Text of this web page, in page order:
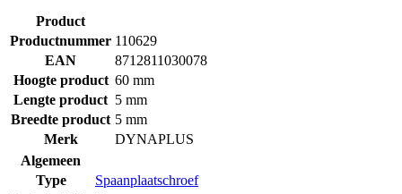
Product
Productnummer 110629
EAN
8712811030078
Hoogte product 60 mm
Lengte product 5 mm
Breedte product 5 mm
Merk
DYNAPLUS
Algemeen
Type
Spaanplaatschroef